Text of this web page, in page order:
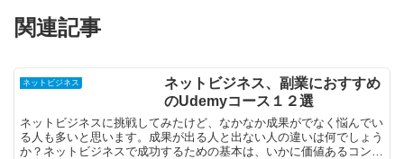
関連記事
ネットビジネス
ネットビジネス、副業におすすめ
のUdemyコース１２選
ネットビジネスに挑戦してみたけど、なかなか成果がでなく悩んでい
る人も多いと思います。成果が出る人と出ない人の違いは何でしょう
か？ネットビジネスで成功するための基本は、いかに価値あるコンテ